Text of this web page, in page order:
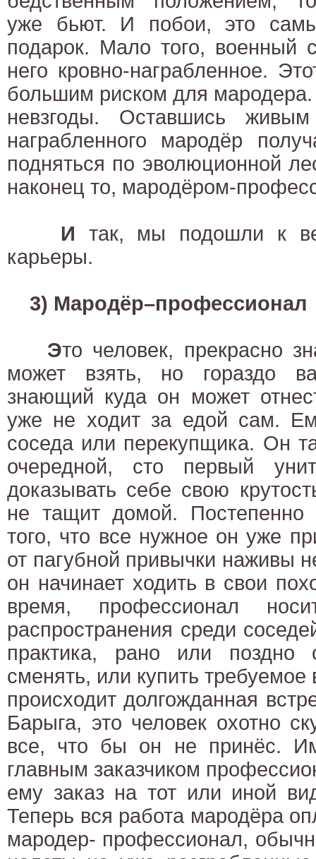
уже бьют. И побои, это
подарок. Мало того, военный
него кровно-награбленное.
большим риском для
невзгоды. Оставшись
награбленного мародёр
подняться по эволюционной
наконец то, мародёром-
И так, мы подошли к
карьеры.
3) Мародёр–профессионал
Это человек, прекрасно
может взять, но гораздо
знающий куда он может
уже не ходит за едой сам.
соседа или перекупщика. Он
очередной, сто первый
доказывать себе свою
не тащит домой. Постепенно
того, что все нужное он уже
от пагубной привычки наживы
он начинает ходить в свои
время, профессионал
распространения среди
практика, рано или
сменять, или купить требуемое
происходит долгожданная
Барыга, это человек охотно
все, что бы он не принёс.
главным заказчиком
ему заказ на тот или иной
Теперь вся работа мародёра
мародер- профессионал,